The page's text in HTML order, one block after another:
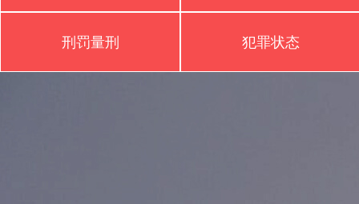
刑罚量刑 犯罪状态